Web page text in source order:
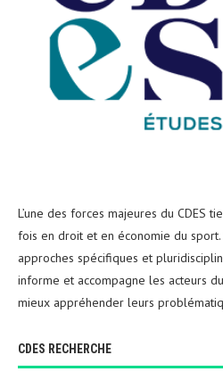
L’une des forces majeures du CDES
fois en droit et en économie du sport.
approches spécifiques et
informe et accompagne les acteurs
mieux appréhender leurs
CDES RECHERCHE